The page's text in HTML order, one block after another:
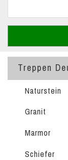
Treppen
Naturstein
Granit
Marmor
Schiefer